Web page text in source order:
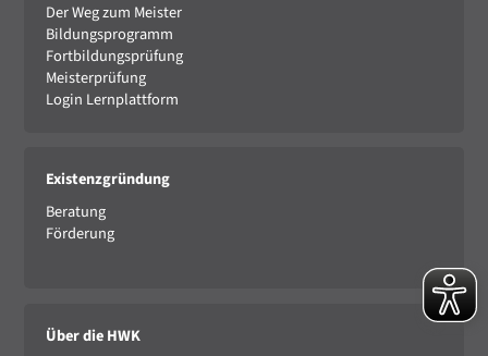
Der Weg zum Meister
Bildungsprogramm
Fortbildungsprüfung
Meisterprüfung
Login Lernplattform
Existenzgründung
Beratung
Förderung
Über die HWK